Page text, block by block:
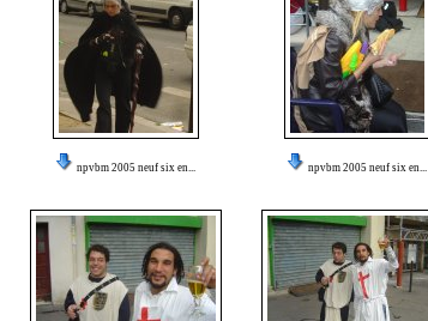
npvbm 2005 neuf six en... npvbm 2005 neuf six en...